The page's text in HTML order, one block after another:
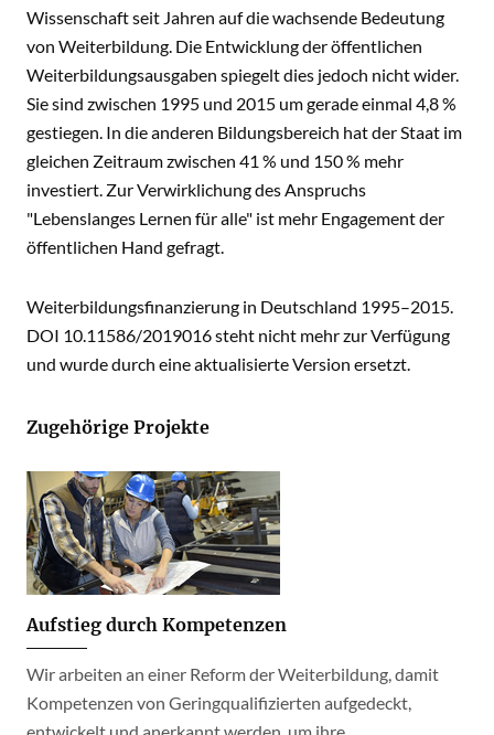
Wissenschaft seit Jahren auf die wachsende Bedeutung
von Weiterbildung. Die Entwicklung der öffentlichen
Weiterbildungsausgaben spiegelt dies jedoch nicht wider.
Sie sind zwischen 1995 und 2015 um gerade einmal 4,8 %
gestiegen. In die anderen Bildungsbereich hat der Staat im
gleichen Zeitraum zwischen 41 % und 150 % mehr
investiert. Zur Verwirklichung des Anspruchs
"Lebenslanges Lernen für alle" ist mehr Engagement der
öffentlichen Hand gefragt.
Weiterbildungsfinanzierung in Deutschland 1995–2015.
DOI 10.11586/2019016 steht nicht mehr zur Verfügung
und wurde durch eine aktualisierte Version ersetzt.
Zugehörige Projekte
Aufstieg durch Kompetenzen
Wir arbeiten an einer Reform der Weiterbildung, damit
Kompetenzen von Geringqualifizierten aufgedeckt,